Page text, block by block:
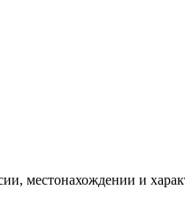
местонахождении и